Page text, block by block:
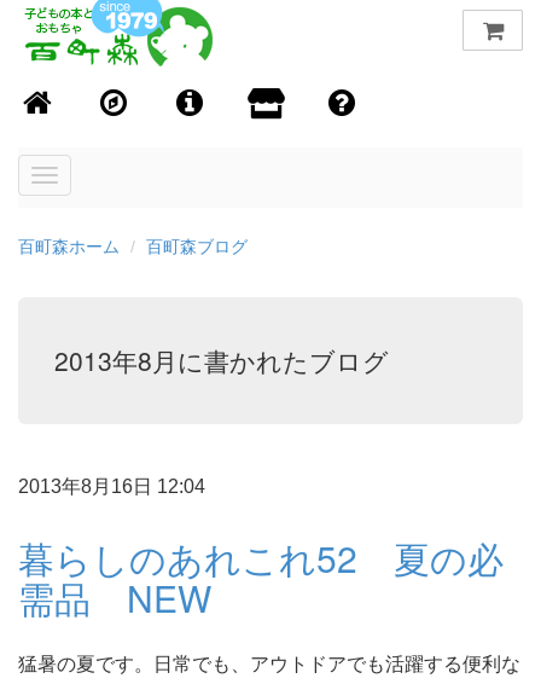
Toggle
百町森ホーム 百町森ブログ
2013年8月に書かれたブログ
2013年8月16日 12:04
暮らしのあれこれ52 夏の必
需品 NEW
猛暑の夏です。日常でも、アウトドアでも活躍する便利な